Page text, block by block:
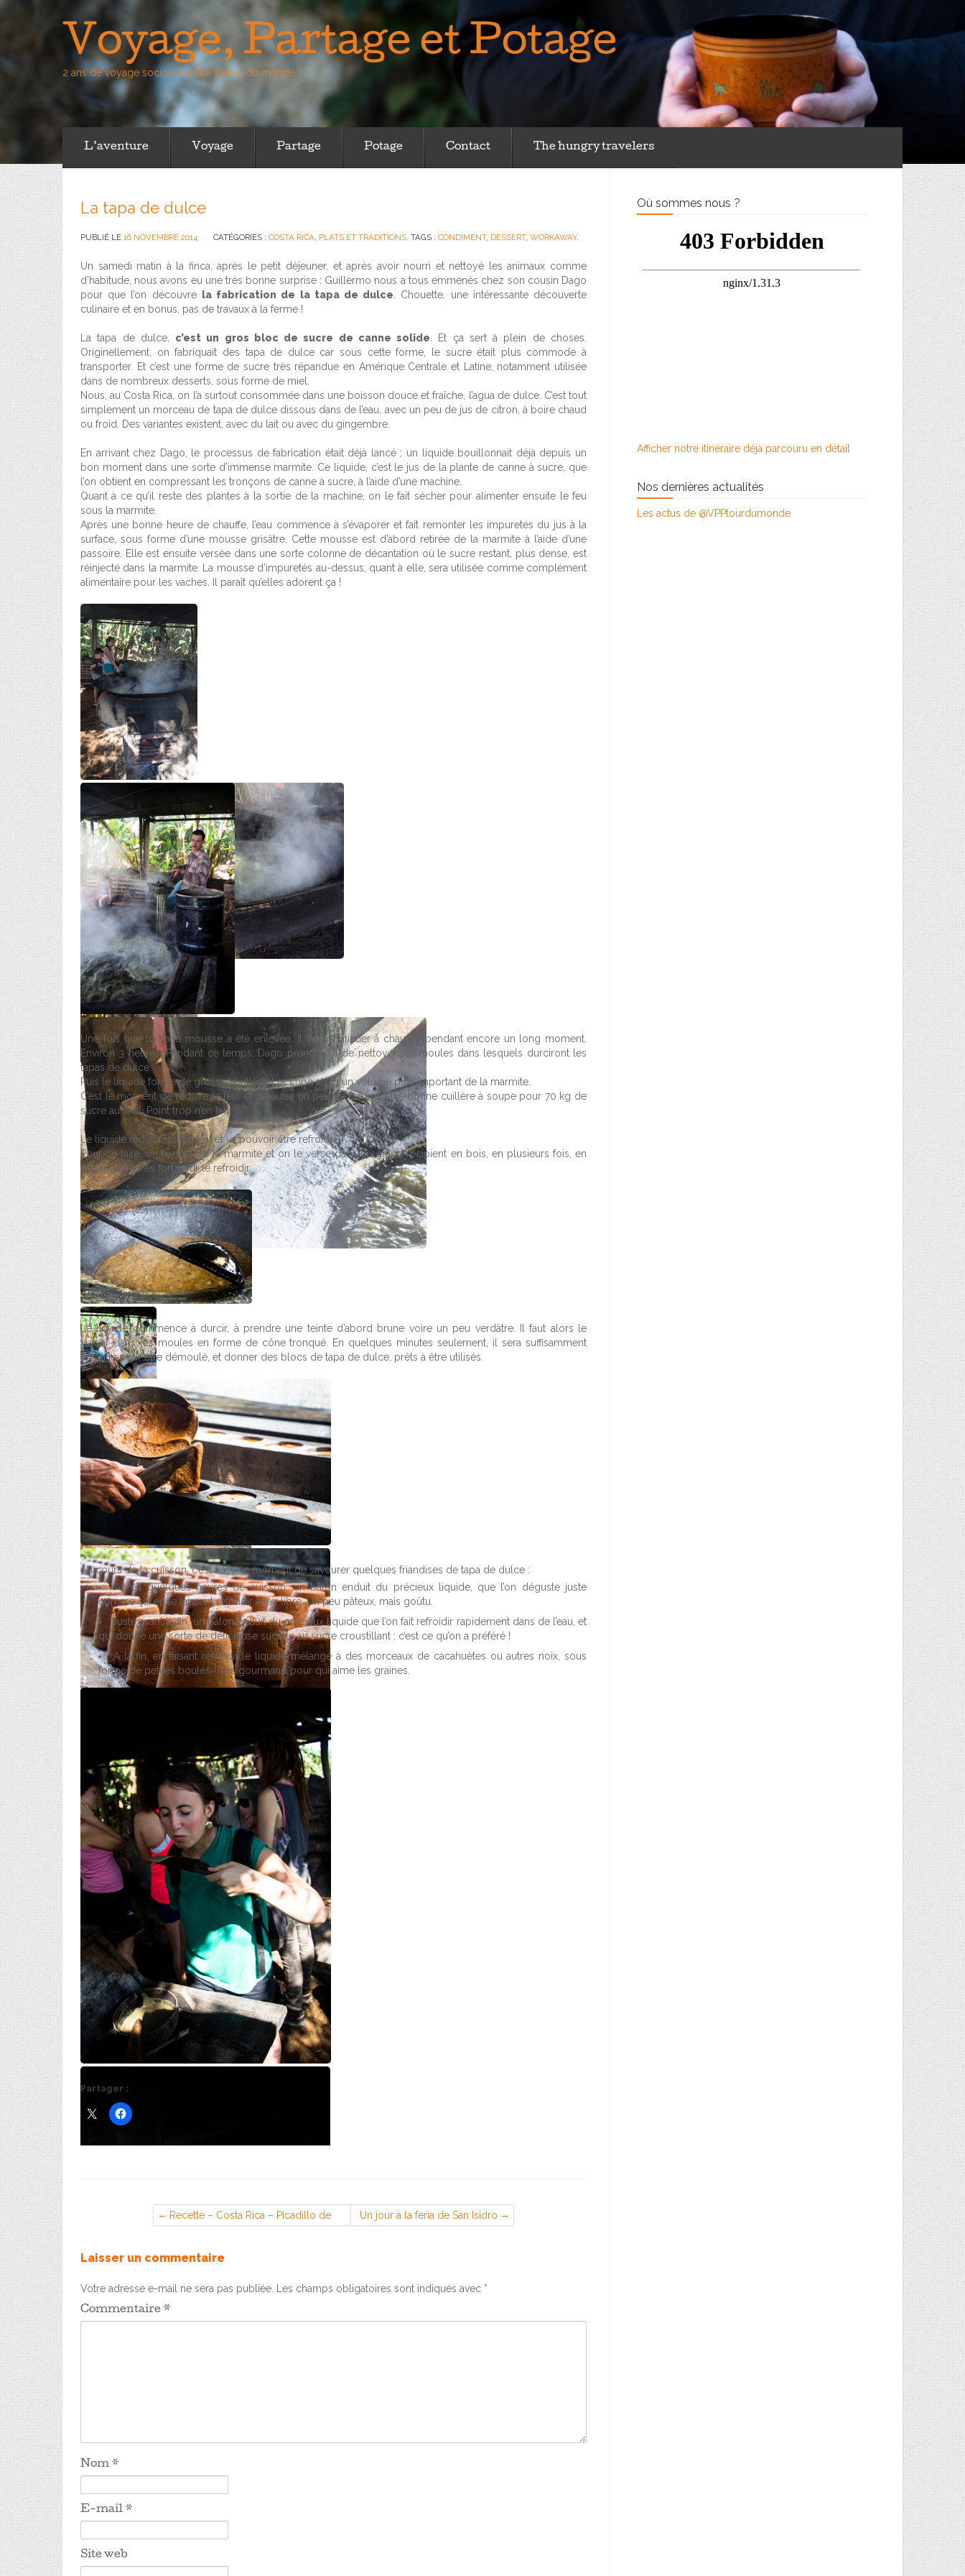
Voyage, Partage et Potage
2 ans de voyage socio-culinaire autour du monde
L’aventure Voyage Partage Potage Contact The hungry travelers
La tapa de dulce
PUBLIÉ LE 16 NOVEMBRE 2014 CATÉGORIES : COSTA RICA, PLATS ET TRADITIONS. TAGS : CONDIMENT, DESSERT, WORKAWAY.
Un samedi matin à la finca, après le petit déjeuner, et après avoir nourri et nettoyé les animaux comme
d’habitude, nous avons eu une très bonne surprise : Guillermo nous a tous emmenés chez son cousin Dago
pour que l’on découvre
la fabrication de la tapa de dulce . Chouette, une intéressante découverte
culinaire et en bonus, pas de travaux à la ferme !
La tapa de dulce, c’est un gros bloc de sucre de canne solide . Et ça sert à plein de choses.
Originellement, on fabriquait des tapa de dulce car sous cette forme, le sucre était plus commode à
transporter. Et c’est une forme de sucre très répandue en Amérique Centrale et Latine, notamment utilisée
dans de nombreux desserts, sous forme de miel.
Nous, au Costa Rica, on l’a surtout consommée dans une boisson douce et fraîche, l’agua de dulce. C’est tout
simplement un morceau de tapa de dulce dissous dans de l’eau, avec un peu de jus de citron, à boire chaud
ou froid. Des variantes existent, avec du lait ou avec du gingembre.
En arrivant chez Dago, le processus de fabrication était déjà lancé : un liquide bouillonnait déjà depuis un
bon moment dans une sorte d’immense marmite. Ce liquide, c’est le jus de la plante de canne à sucre, que
l’on obtient en compressant les tronçons de canne à sucre, à l’aide d’une machine.
Quant à ce qu’il reste des plantes à la sortie de la machine, on le fait sécher pour alimenter ensuite le feu
sous la marmite.
Après une bonne heure de chauffe, l’eau commence à s’évaporer et fait remonter les impuretés du jus à la
surface, sous forme d’une mousse grisâtre. Cette mousse est d’abord retirée de la marmite à l’aide d’une
passoire. Elle est ensuite versée dans une sorte colonne de décantation où le sucre restant, plus dense, est
réinjecté dans la marmite. La mousse d’impuretés au-dessus, quant à elle, sera utilisée comme complément
alimentaire pour les vaches. Il paraît qu’elles adorent ça !
Une fois que toute la mousse a été enlevée, il faut continuer à chauffer pendant encore un long moment.
Environ 3 heures. Pendant ce temps, Dago prend soin de nettoyer les moules dans lesquels durciront les
tapas de dulce.
Puis le liquide forme de grosses bulles et occupe alors un volume plus important de la marmite.
C’est le moment de réduire le feu, et d’ajouter un peu de beurre. Une bonne cuillère à soupe pour 70 kg de
sucre au final. Point trop n’en faut !
Le liquide réduit rapidement et va pouvoir être refroidi.
Pour ce faire, on l’extrait de la marmite et on le verse dans un grand récipient en bois, en plusieurs fois, en
mélangeant très fort pour le refroidir.
Le liquide commence à durcir, à prendre une teinte d’abord brune voire un peu verdâtre. Il faut alors le
verser dans les moules en forme de cône tronqué. En quelques minutes seulement, il sera suffisamment
solidifié pour être démoulé, et donner des blocs de tapa de dulce, prêts à être utilisés.
Au cours de la cuisson, c’est aussi le moment de savourer quelques friandises de tapa de dulce :
Après quelques heures de cuisson, un bâton enduit du précieux liquide, que l’on déguste juste
comme ça, en le laissant refroidir à l’air libre. Un peu pâteux, mais goûtu.
Juste avant la fin, un bâton enduit du précieux liquide que l’on fait refroidir rapidement dans de l’eau, et
qui donne une sorte de délicieuse sucette au sucre croustillant : c’est ce qu’on a préféré !
A la fin, en faisant refroidir le liquide mélangé à des morceaux de cacahuètes ou autres noix, sous
forme de petites boules. Très gourmand pour qui aime les graines.
Partager :
Recette – Costa Rica – Picadillo de
coeur de palmier
Un jour à la feria de San Isidro
Laisser un commentaire
Votre adresse e-mail ne sera pas publiée. Les champs obligatoires sont indiqués avec *
Commentaire *
Nom *
E-mail *
Site web
Où sommes nous ?
Afficher notre itinéraire déjà parcouru en détail
Nos dernières actualités
Les actus de @VPPtourdumonde